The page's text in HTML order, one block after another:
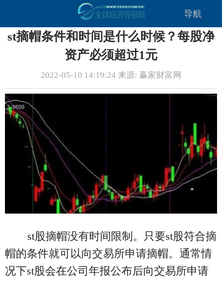
导航
st摘帽条件和时间是什么时候？每股净
资产必须超过1元
2022-05-10 14:19:24 来源: 赢家财富网
st股摘帽没有时间限制。只要st股符合摘
帽的条件就可以向交易所申请摘帽。通常情
况下st股会在公司年报公布后向交易所申请